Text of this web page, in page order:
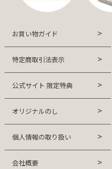
お買い物ガイド
特定商取引法表示
公式サイト 限定特典
オリジナルのし
個人情報の取り扱い
会社概要